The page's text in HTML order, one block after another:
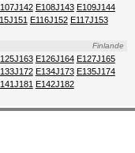
E108J143 E109J144
E116J152 E117J153
Finlande
E126J164 E127J165
E134J173 E135J174
E142J182